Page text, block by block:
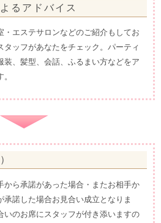
るアドバイス
・エステサロンなどのご紹介もしてお
タッフがあなたをチェック。パーティ
装、髪型、会話、ふるまい方などをア
から承諾があった場合・またお相手か
承諾した場合お見合い成立となりま
いのお席にスタッフが付き添いますの